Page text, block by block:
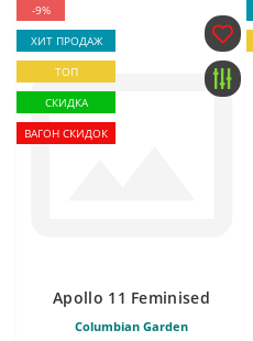
-9%
ХИТ ПРОДАЖ
ТОП
СКИДКА
ВАГОН СКИДОК
Apollo 11 Feminised
Columbian Garden